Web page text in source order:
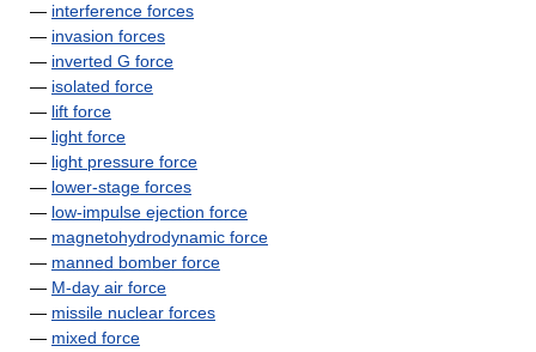
— interference forces
— invasion forces
— inverted G force
— isolated force
— lift force
— light force
— light pressure force
— lower-stage forces
— low-impulse ejection force
— magnetohydrodynamic force
— manned bomber force
— M-day air force
— missile nuclear forces
— mixed force